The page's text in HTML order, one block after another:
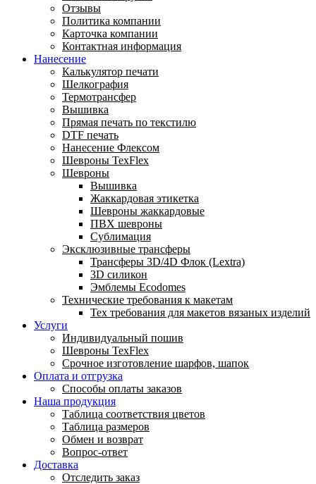
Отзывы
Политика компании
Карточка компании
Контактная информация
Нанесение
Калькулятор печати
Шелкография
Термотрансфер
Вышивка
Прямая печать по текстилю
DTF печать
Нанесение Флексом
Шевроны TexFlex
Шевроны
Вышивка
Жаккардовая этикетка
Шевроны жаккардовые
ПВХ шевроны
Сублимация
Эксклюзивные трансферы
Трансферы 3D/4D Флок (Lextra)
3D силикон
Эмблемы Ecodomes
Технические требования к макетам
Тех требования для макетов вязаных изделий
Услуги
Индивидуальный пошив
Шевроны TexFlex
Срочное изготовление шарфов, шапок
Оплата и отгрузка
Способы оплаты заказов
Наша продукция
Таблица соответствия цветов
Таблица размеров
Обмен и возврат
Вопрос-ответ
Доставка
Отследить заказ